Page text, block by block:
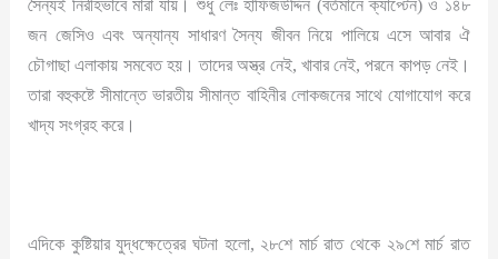
সৈন্যই নিরীহভাবে মারা যায়। শুধু লেঃ হাফিজউদ্দিন (বর্তমানে ক্যাপ্টেন) ও ১৪৮
জন জেসিও এবং অন্যান্য সাধারণ সৈন্য জীবন নিয়ে পালিয়ে এসে আবার ঐ
চৌগাছা এলাকায় সমবেত হয়। তাদের অস্ত্র নেই, খাবার নেই, পরনে কাপড় নেই।
তারা বহুকষ্টে সীমান্তে ভারতীয় সীমান্ত বাহিনীর লোকজনের সাথে যোগাযোগ করে
খাদ্য সংগ্রহ করে।
এদিকে কুষ্টিয়ার যুদ্ধক্ষেত্রের ঘটনা হলো, ২৮শে মার্চ রাত থেকে ২৯শে মার্চ রাত